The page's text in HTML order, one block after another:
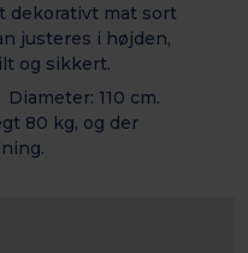
dekorativt mat sort
justeres i højden,
og sikkert.
110 cm.
80 kg, og der